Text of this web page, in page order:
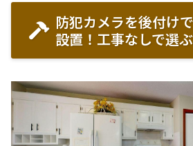
防犯カメラを後付け
設置！工事なしで選